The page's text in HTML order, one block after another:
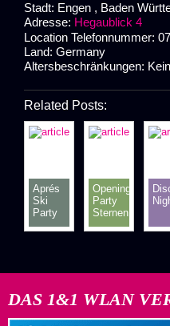
Stadt: Engen , Baden
Adresse: Hegaublick 4
Location Telefonnummer:
Land: Germany
Altersbeschränkungen:
Related Posts:
Aprés
Ski
Party
auf der
Opening
Party
Sternen
Sportsbar
DAS 1&1 WLAN